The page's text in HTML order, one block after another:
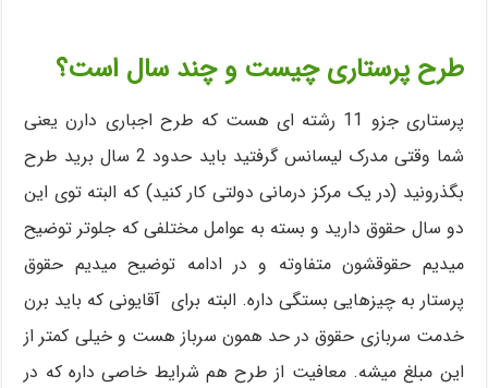
طرح پرستاری چیست و چند سال است؟
پرستاری جزو 11 رشته ای هست که طرح اجباری دارن یعنی
شما وقتی مدرک لیسانس گرفتید باید حدود 2 سال برید طرح
بگذرونید (در یک مرکز درمانی دولتی کار کنید) که البته توی این
دو سال حقوق دارید و بسته به عوامل مختلفی که جلوتر توضیح
میدیم حقوقشون متفاوته و در ادامه توضیح میدیم حقوق
پرستار به چیزهایی بستگی داره. البته برای آقایونی که باید برن
خدمت سربازی حقوق در حد همون سرباز هست و خیلی کمتر از
این مبلغ میشه. معافیت از طرح هم شرایط خاصی داره که در